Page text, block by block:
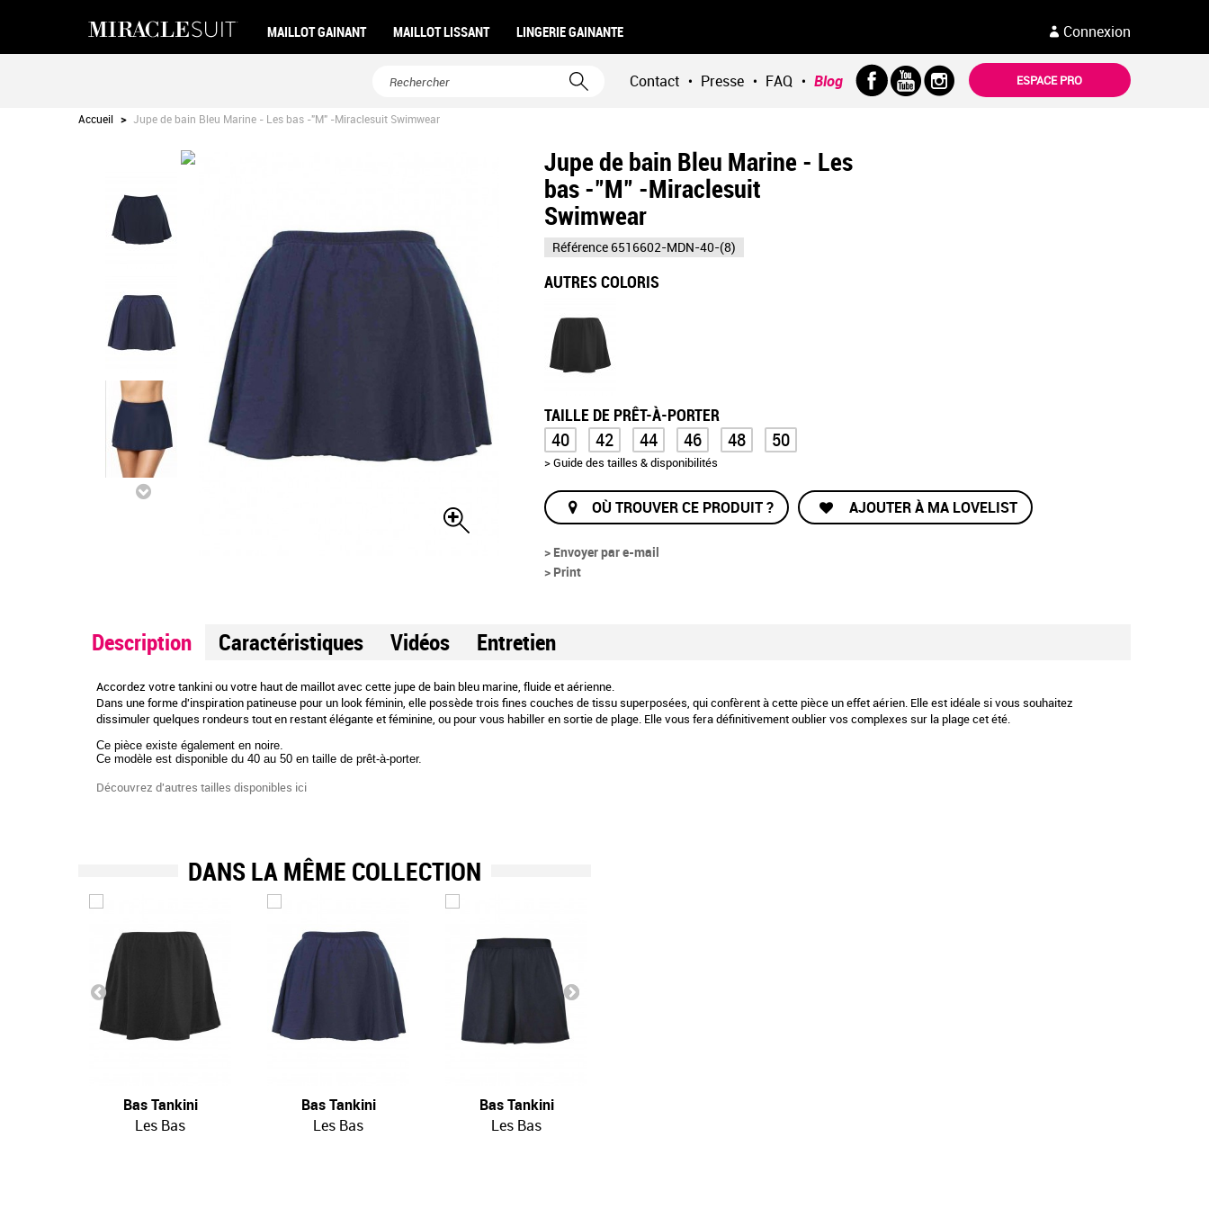
MAILLOT GAINANT MAILLOT LISSANT LINGERIE GAINANTE Connexion
Contact • Presse • FAQ • Blog ESPACE PRO
Accueil > Jupe de bain Bleu Marine - Les bas -"M" -Miraclesuit Swimwear
Jupe de bain Bleu Marine - Les
bas -"M" -Miraclesuit
Swimwear
Référence 6516602-MDN-40-(8)
AUTRES COLORIS
TAILLE DE PRÊT-À-PORTER
40 42 44 46 48 50
> Guide des tailles & disponibilités
OÙ TROUVER CE PRODUIT ? AJOUTER À MA LOVELIST
> Envoyer par e-mail
> Print
Description Caractéristiques Vidéos Entretien
Accordez votre tankini ou votre haut de maillot avec cette jupe de bain bleu marine, fluide et aérienne.
Dans une forme d'inspiration patineuse pour un look féminin, elle possède trois fines couches de tissu superposées, qui confèrent à cette pièce un effet aérien. Elle est idéale si vous souhaitez
dissimuler quelques rondeurs tout en restant élégante et féminine, ou pour vous habiller en sortie de plage. Elle vous fera définitivement oublier vos complexes sur la plage cet été.
Ce pièce existe également en noire.
Ce modèle est disponible du 40 au 50 en taille de prêt-à-porter.
Découvrez d'autres tailles disponibles ici
DANS LA MÊME COLLECTION
Bas Tankini
Les Bas
Bas Tankini
Les Bas
Bas Tankini
Les Bas